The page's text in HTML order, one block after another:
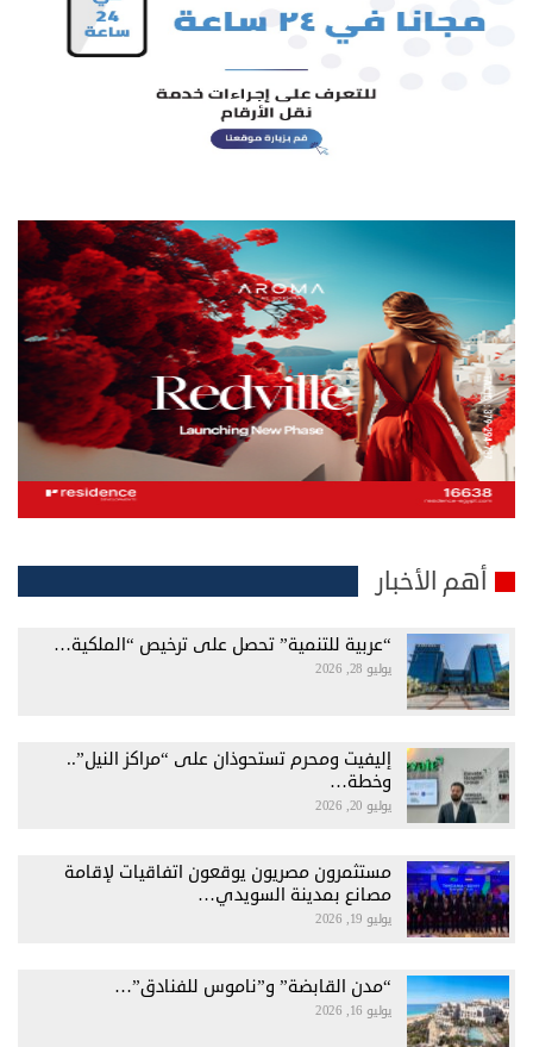
أهم الأخبار
“عربية للتنمية” تحصل على ترخيص “الملكية…
يوليو 28, 2026
إليفيت ومحرم تستحوذان على “مراكز النيل”..
وخطة…
يوليو 20, 2026
مستثمرون مصريون يوقعون اتفاقيات لإقامة
مصانع بمدينة السويدي…
يوليو 19, 2026
“مدن القابضة” و”ناموس للفنادق”…
يوليو 16, 2026